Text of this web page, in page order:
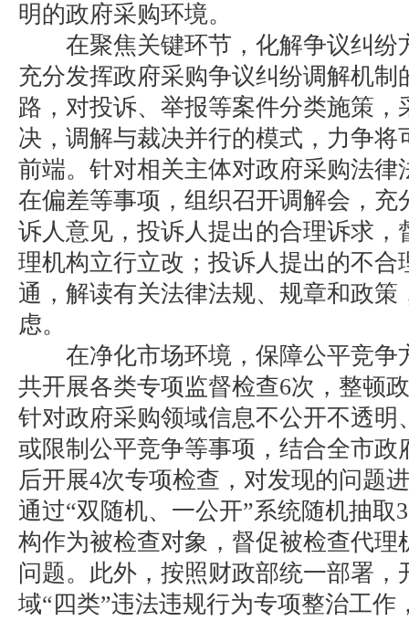
明的政府采购环境。
在聚焦关键环节，化解争议纠纷
充分发挥政府采购争议纠纷调解机制
路，对投诉、举报等案件分类施策，
决，调解与裁决并行的模式，力争将
前端。针对相关主体对政府采购法律
在偏差等事项，组织召开调解会，充
诉人意见，投诉人提出的合理诉求，
理机构立行立改；投诉人提出的不合
通，解读有关法律法规、规章和政策
虑。
在净化市场环境，保障公平竞争
共开展各类专项监督检查6次，整顿
针对政府采购领域信息不公开不透明
或限制公平竞争等事项，结合全市政
后开展4次专项检查，对发现的问题
通过“双随机、一公开”系统随机抽取
构作为被检查对象，督促被检查代理
问题。此外，按照财政部统一部署，
域“四类”违法违规行为专项整治工作